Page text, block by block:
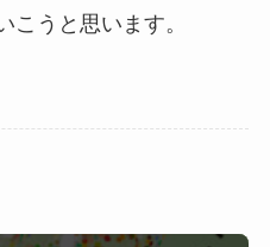
こうと思います。